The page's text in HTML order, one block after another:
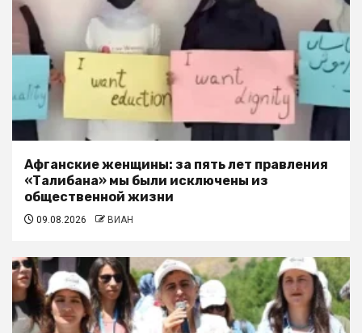
Афганские женщины: за пять лет правления
«Талибана» мы были исключены из
общественной жизни
09.08.2026 ВИАН